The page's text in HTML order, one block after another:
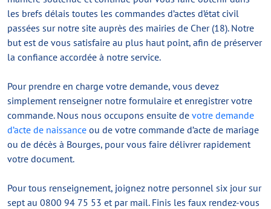
les brefs délais toutes les commandes d’actes d’état civil
passées sur notre site auprès des mairies de Cher (18). Notre
but est de vous satisfaire au plus haut point, afin de préserver
la confiance accordée à notre service.
Pour prendre en charge votre demande, vous devez
simplement renseigner notre formulaire et enregistrer votre
commande. Nous nous occupons ensuite de votre demande
d’acte de naissance ou de votre commande d’acte de mariage
ou de décès à Bourges, pour vous faire délivrer rapidement
votre document.
Pour tous renseignement, joignez notre personnel six jour sur
sept au 0800 94 75 53 et par mail. Finis les faux rendez-vous